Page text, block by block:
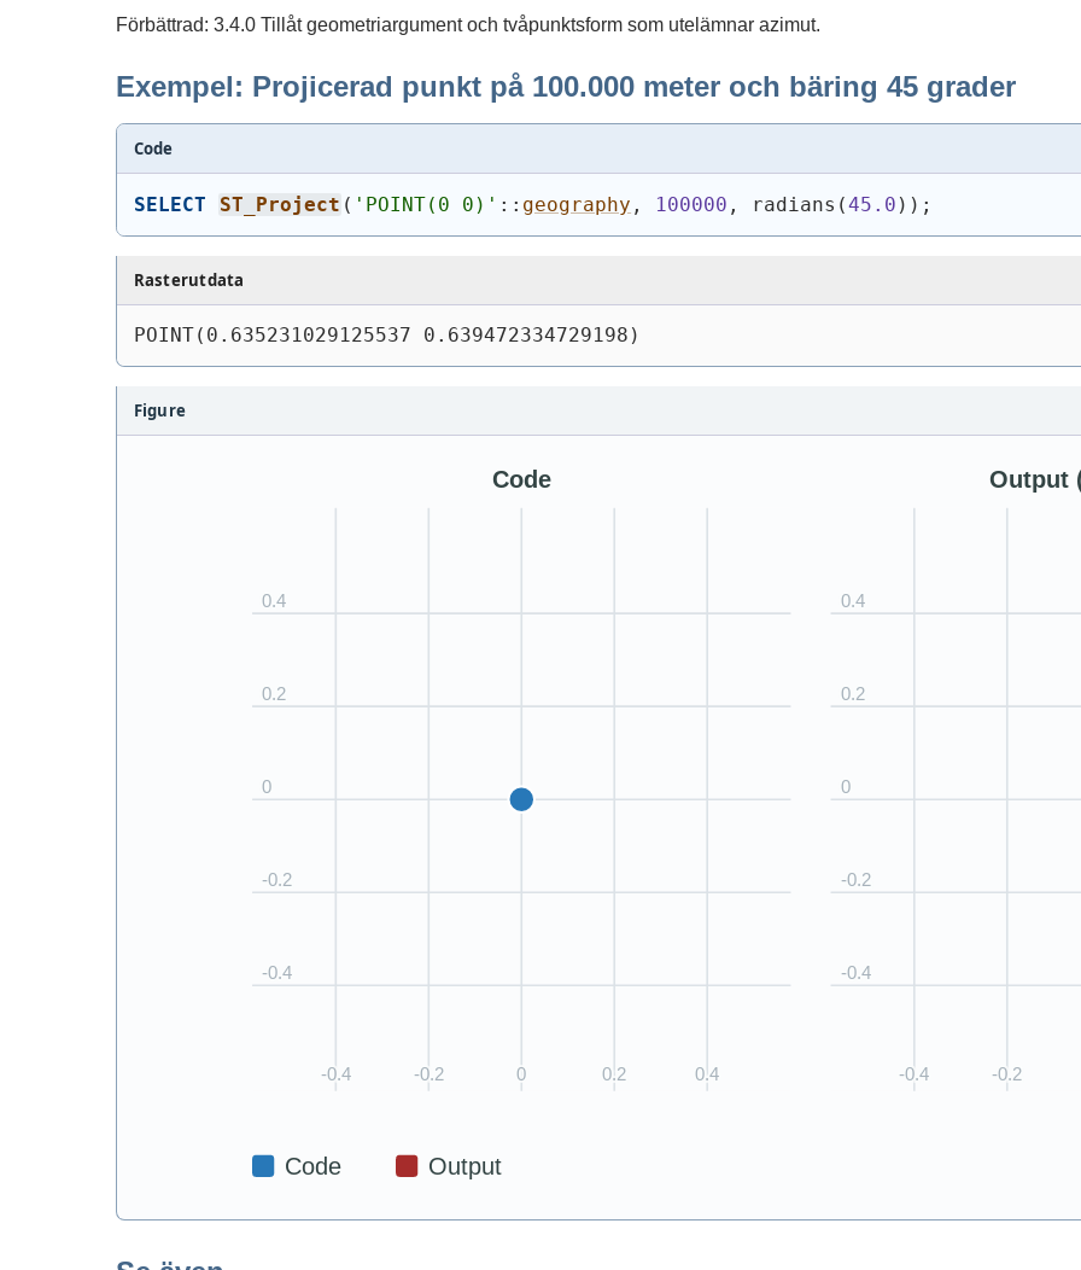
Förbättrad: 3.4.0 Tillåt geometriargument och tvåpunktsform som utelämnar azimut.
Exempel: Projicerad punkt på 100.000 meter och bäring 45 grader
Code
SELECT ST_Project ( ' POINT(0 0) ' :: geography , 100000 , radians (45.0 ) ) ;
Rasterutdata
POINT(0.635231029125537 0.639472334729198)
Figure